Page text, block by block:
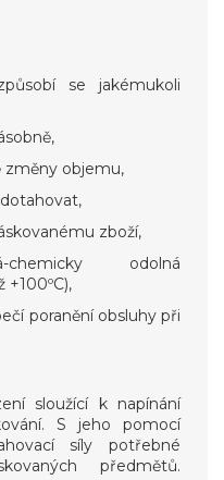
se jakémukoli
změny objemu,
zboží,
chemicky odolná
poranění obsluhy při
sloužící k napínání
S jeho pomocí
síly potřebné
předmětů.